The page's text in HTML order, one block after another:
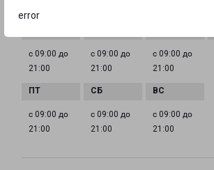
error
с 09:00 до
21:00
с 09:00 до
21:00
с 09:00 до
21:00
с 09:00 до
21:00
с 09:00 до
21:00
с 09:00 до
21:00